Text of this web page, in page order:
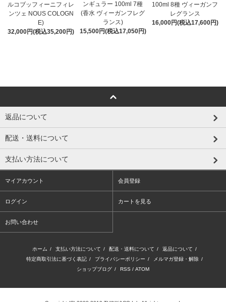
ルコブッフィーニフィレ
ンツェ NOUS COLOGN
E)
32,000円(税込35,200円)
ンギュラー 100ml 7種
(香水 ヴィーガンフレグ
ランス)
15,500円(税込17,050円)
100ml 8種 ヴィーガンフ
レグランス
16,000円(税込17,600円)
返品について
配送・送料について
支払い方法について
マイアカウント 会員登録
ログイン カートを見る
お問い合わせ
ホーム / 支払い方法について / 配送・送料について / 返品について /
特定商取引法に基づく表記 / プライバシーポリシー / メルマガ登録・解除 /
ショップブログ / RSS / ATOM